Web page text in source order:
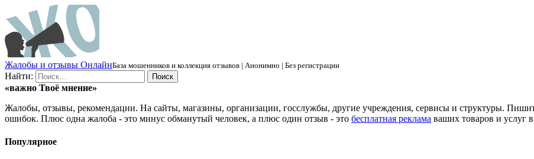
Жалобы и отзывы ОнлайнБаза мошенников и коллекция отзывов | Анонимно | Без регистрации
Найти:
«важно Твоё мнение»
Жалобы, отзывы, рекомендации. На сайты, магазины, организации, госслужбы, другие учреждения, сервисы и структуры.
ошибок. Плюс одна жалоба - это минус обманутый человек, а плюс один отзыв - это бесплатная реклама ваших товаров и услуг
Популярное